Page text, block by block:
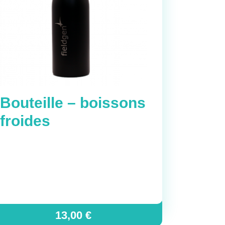
Bouteille – boissons
froides
13,00€